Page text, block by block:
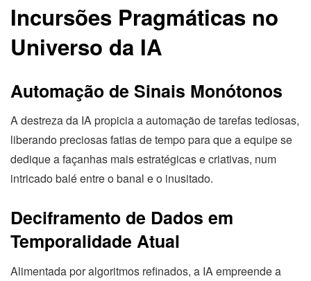
Incursões Pragmáticas no
Universo da IA
Automação de Sinais Monótonos
A destreza da IA propicia a automação de tarefas tediosas,
liberando preciosas fatias de tempo para que a equipe se
dedique a façanhas mais estratégicas e criativas, num
intricado balé entre o banal e o inusitado.
Deciframento de Dados em
Temporalidade Atual
Alimentada por algoritmos refinados, a IA empreende a